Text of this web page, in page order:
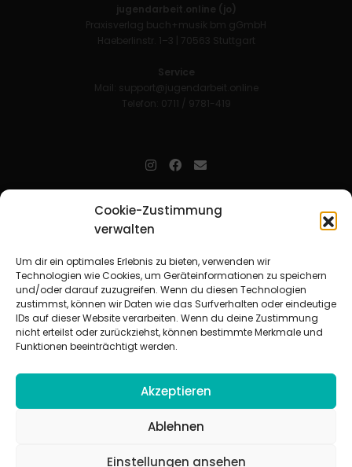
Cookie-Zustimmung
verwalten
Um dir ein optimales Erlebnis zu bieten, verwenden wir
Technologien wie Cookies, um Geräteinformationen zu speichern
und/oder darauf zuzugreifen. Wenn du diesen Technologien
zustimmst, können wir Daten wie das Surfverhalten oder eindeutige
IDs auf dieser Website verarbeiten. Wenn du deine Zustimmung
nicht erteilst oder zurückziehst, können bestimmte Merkmale und
Funktionen beeinträchtigt werden.
Akzeptieren
Ablehnen
Einstellungen ansehen
jugendarbeit.online (jo)
Praxisverlag buch+musik bm gGmbH
Haeberlinstr. 1–3 | 70563 Stuttgart
Service
Mail: support@jugendarbeit.online
Telefon: 0711 / 9781-419
Mitarbeitende in der christlichen Kinder-, Jugend- und jungen
Erwachsenenarbeit. Aufjofindet man unkompliziert und schnell
Beziehungsarbeit.
Beteiligte Verbände
CVJM-Landesverband Bayern e. V. |CVJM-Gesamtverband in
Deutschland e. V.
CVJM-Westbund e. V.|Deutscher Jugendverband „Entschieden für
Christus“ e. V.